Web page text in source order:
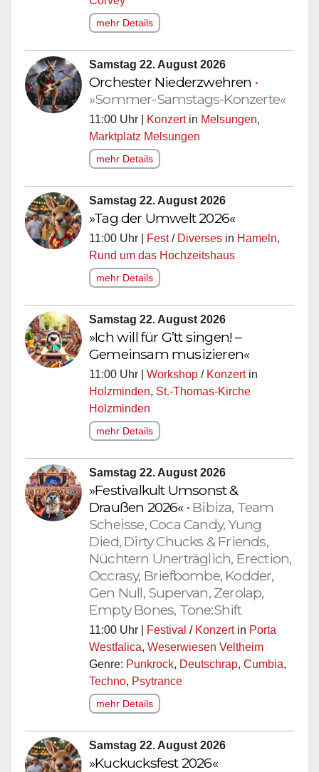
mehr Details
Samstag 22. August 2026
Orchester Niederzwehren •
»Sommer-Samstags-Konzerte«
11:00 Uhr | Konzertin Melsungen,
Marktplatz Melsungen
mehr Details
Samstag 22. August 2026
»Tag der Umwelt 2026«
11:00 Uhr | Fest/ Diverses in Hameln,
Rund um das Hochzeitshaus
mehr Details
Samstag 22. August 2026
»Ich will für G’tt singen! –
Gemeinsam musizieren«
11:00 Uhr | Workshop / Konzertin
Holzminden, St.-Thomas-Kirche
Holzminden
mehr Details
Samstag 22. August 2026
»Festivalkult Umsonst &
Draußen 2026« • Bibiza, Team
Scheisse, Coca Candy, Yung
Died, Dirty Chucks & Friends,
Nüchtern Unerträglich, Erection,
Occrasy, Briefbombe, Kodder,
Gen Null, Supervan, Zerolap,
Empty Bones, Tone:Shift
11:00 Uhr | Festival / Konzertin Porta
Westfalica, Weserwiesen Veltheim
Genre: Punkrock, Deutschrap, Cumbia,
Techno, Psytrance
mehr Details
Samstag 22. August 2026
»Kuckucksfest 2026«